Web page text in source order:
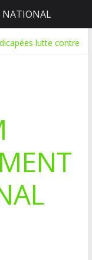
lutte contre
montre la voie
nationale
protection de
NATIONAL